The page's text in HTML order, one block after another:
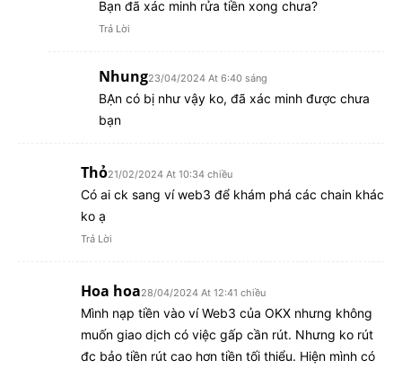
Bạn đã xác minh rửa tiền xong chưa?
Trả Lời
Nhung23/04/2024 At 6:40 sáng
BẠn có bị như vậy ko, đã xác minh được chưa
bạn
Thỏ21/02/2024 At 10:34 chiều
Có ai ck sang ví web3 để khám phá các chain khác
ko ạ
Trả Lời
Hoa hoa28/04/2024 At 12:41 chiều
Mình nạp tiền vào ví Web3 của OKX nhưng không
muốn giao dịch có việc gấp cần rút. Nhưng ko rút
đc bảo tiền rút cao hơn tiền tối thiểu. Hiện mình có